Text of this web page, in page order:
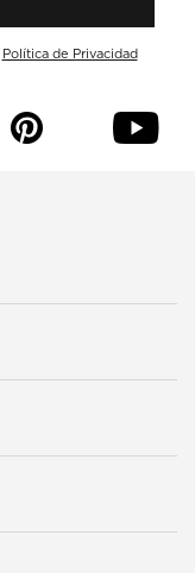
Política de Privacidad
p y